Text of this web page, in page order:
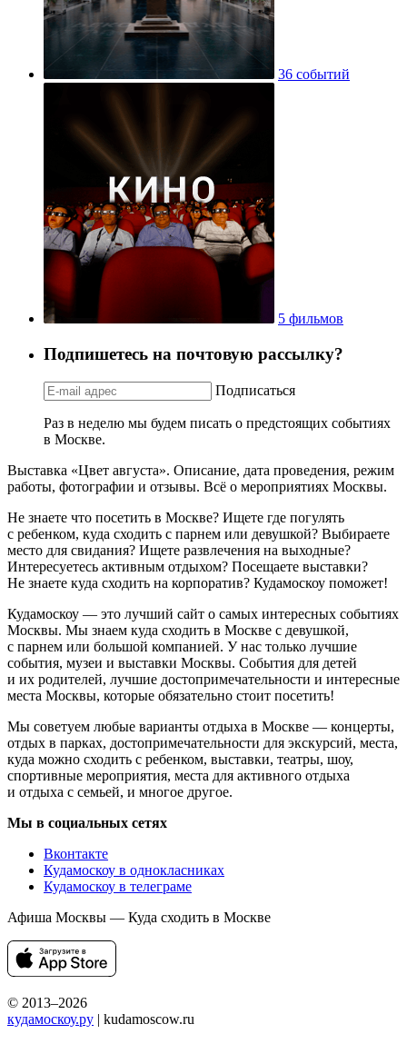
36 событий
5 фильмов
Подпишетесь на почтовую рассылку?
Подписаться
Раз в неделю мы будем писать о предстоящих событиях
в Москве.
Выставка «Цвет августа». Описание, дата проведения, режим
работы, фотографии и отзывы. Всё о мероприятиях Москвы.
Не знаете что посетить в Москве? Ищете где погулять
с ребенком, куда сходить с парнем или девушкой? Выбираете
место для свидания? Ищете развлечения на выходные?
Интересуетесь активным отдыхом? Посещаете выставки?
Не знаете куда сходить на корпоратив? Кудамоскоу поможет!
Кудамоскоу — это лучший сайт о самых интересных событиях
Москвы. Мы знаем куда сходить в Москве с девушкой,
с парнем или большой компанией. У нас только лучшие
события, музеи и выставки Москвы. События для детей
и их родителей, лучшие достопримечательности и интересные
места Москвы, которые обязательно стоит посетить!
Мы советуем любые варианты отдыха в Москве — концерты,
отдых в парках, достопримечательности для экскурсий, места,
куда можно сходить с ребенком, выставки, театры, шоу,
спортивные мероприятия, места для активного отдыха
и отдыха с семьей, и многое другое.
Мы в социальных сетях
Вконтакте
Кудамоскоу в однокласниках
Кудамоскоу в телеграме
Афиша Москвы — Куда сходить в Москве
© 2013–2026
кудамоскоу.ру | kudamoscow.ru